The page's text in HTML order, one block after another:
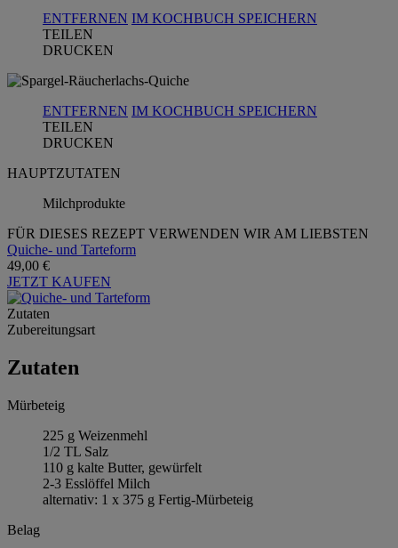
ENTFERNEN IM KOCHBUCH SPEICHERN
TEILEN
DRUCKEN
ENTFERNEN IM KOCHBUCH SPEICHERN
TEILEN
DRUCKEN
HAUPTZUTATEN
Milchprodukte
FÜR DIESES REZEPT VERWENDEN WIR AM LIEBSTEN
Quiche- und Tarteform
49,00 €
JETZT KAUFEN
Zutaten
Zubereitungsart
Zutaten
Mürbeteig
225 g Weizenmehl
1/2 TL Salz
110 g kalte Butter, gewürfelt
2-3 Esslöffel Milch
alternativ: 1 x 375 g Fertig-Mürbeteig
Belag